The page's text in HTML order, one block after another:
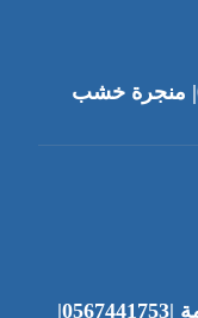
تركيب جبس بورد في راس الخيمة |0567441753|